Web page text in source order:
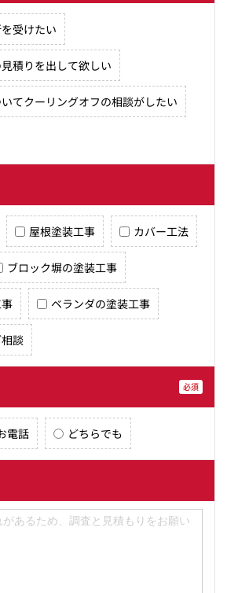
受けたい
積りを出して欲しい
てクーリングオフの相談がしたい
屋根塗装工事 カバー工法
ブロック塀の塗装工事
ベランダの塗装工事
談
必須
電話 どちらでも